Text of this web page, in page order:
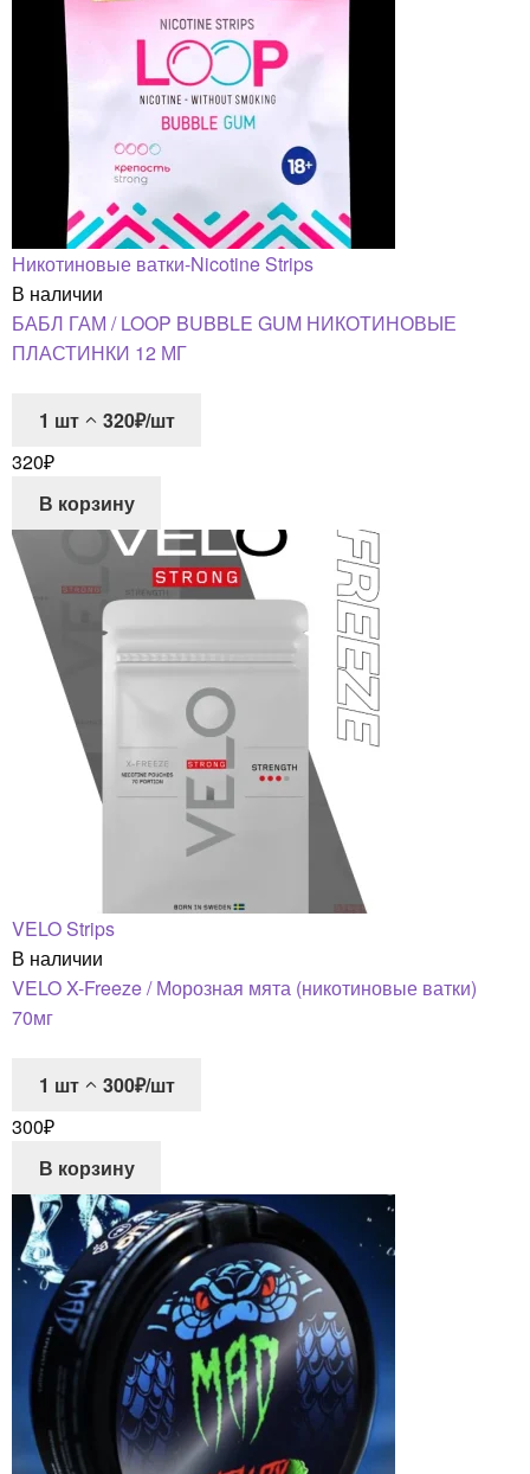
Никотиновые ватки-Nicotine Strips
В наличии
БАБЛ ГАМ / LOOP BUBBLE GUM НИКОТИНОВЫЕ
ПЛАСТИНКИ 12 МГ
1 шт
320₽/шт
320₽
В корзину
VELO Strips
В наличии
VELO X-Freeze / Морозная мята (никотиновые ватки)
70мг
1 шт
300₽/шт
300₽
В корзину